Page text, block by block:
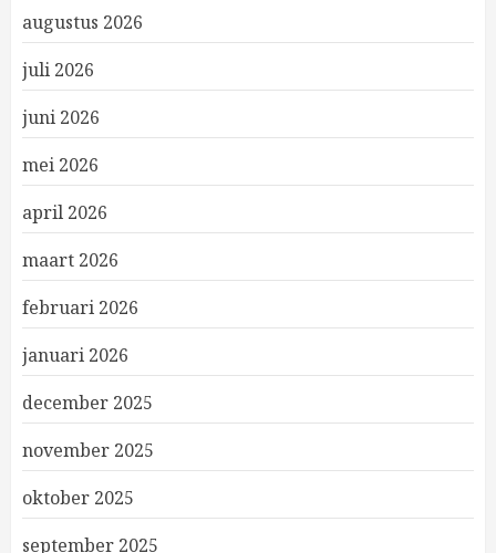
augustus 2026
juli 2026
juni 2026
mei 2026
april 2026
maart 2026
februari 2026
januari 2026
december 2025
november 2025
oktober 2025
september 2025